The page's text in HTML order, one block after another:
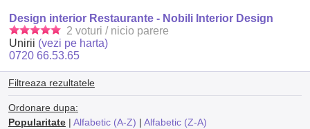
Design interior Restaurante - Nobili Interior Design
2 voturi / nicio parere
Unirii (vezi pe harta)
0720 66.53.65
Filtreaza rezultatele
Ordonare dupa:
Popularitate| Alfabetic (A-Z) | Alfabetic (Z-A)